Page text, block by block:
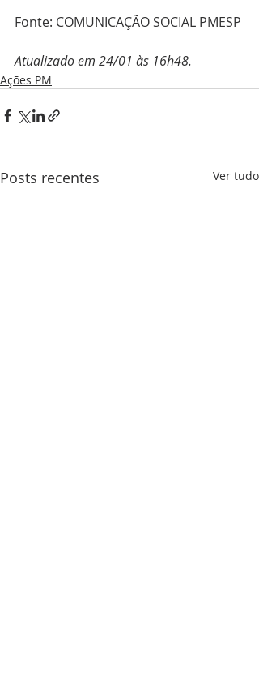
Fonte: COMUNICAÇÃO SOCIAL PMESP
Atualizado em 24/01 às 16h48.
Ações PM
Posts recentes Ver tudo